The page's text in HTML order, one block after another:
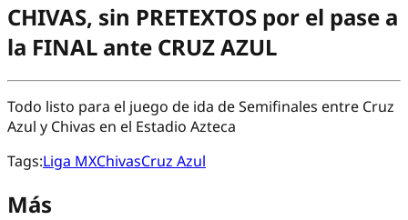
CHIVAS, sin PRETEXTOS por el pase a
la FINAL ante CRUZ AZUL
Todo listo para el juego de ida de Semifinales entre Cruz
Azul y Chivas en el Estadio Azteca
Tags:Liga MXChivasCruz Azul
Más